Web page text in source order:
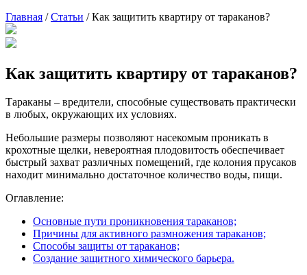
Главная /Статьи /Как защитить квартиру от тараканов?
Как защитить квартиру от тараканов?
Тараканы – вредители, способные существовать практически
в любых, окружающих их условиях.
Небольшие размеры позволяют насекомым проникать в
крохотные щелки, невероятная плодовитость обеспечивает
быстрый захват различных помещений, где колония прусаков
находит минимально достаточное количество воды, пищи.
Оглавление:
Основные пути проникновения тараканов;
Причины для активного размножения тараканов;
Способы защиты от тараканов;
Создание защитного химического барьера.